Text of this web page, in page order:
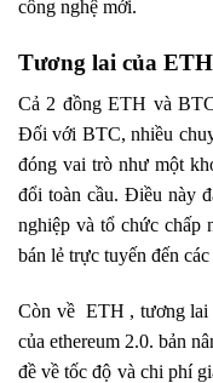
công nghệ mới.
Tương lai của
Cả 2 đồng ETH và
Đối với BTC, nhiều
đóng vai trò như một
đổi toàn cầu. Điều này
nghiệp và tổ chức chấp
bán lẻ trực tuyến đến
Còn về ETH , tương lai
của ethereum 2.0. bản
đề về tốc độ và chi phí